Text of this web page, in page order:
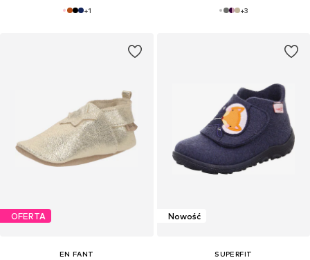
+1 +3
OFERTA
EN FANT
Nowość
SUPERFIT